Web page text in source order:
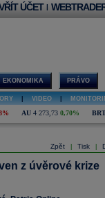
ÚČET |
EKONOMIKA PRÁVO
VIDEO
AU 4 273,73 0,70%
Zpět Tisk
z úvěrové krize